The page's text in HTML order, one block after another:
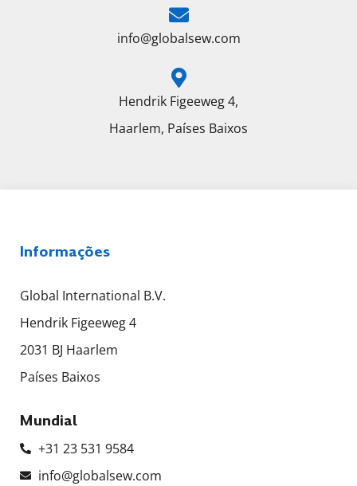
info@globalsew.com
Hendrik Figeeweg 4,
Haarlem, Países Baixos
Informações
Global International B.V.
Hendrik Figeeweg 4
2031 BJ Haarlem
Países Baixos
Mundial
+31 23 531 9584
info@globalsew.com